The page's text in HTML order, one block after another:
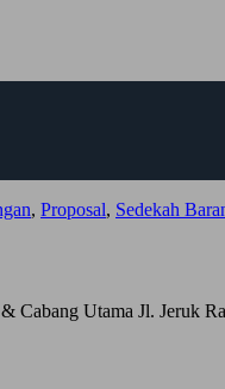
, Proposal, Sedekah
Utama Jl. Jeruk